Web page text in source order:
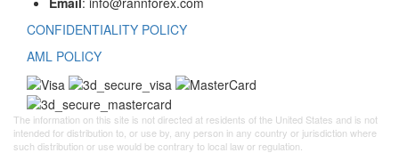
CONFIDENTIALITY POLICY
AML POLICY
The information on this site is not directed at residents of the United States and is not
intended for distribution to, or use by, any person in any country or jurisdiction where
such distribution or use would be contrary to local law or regulation.